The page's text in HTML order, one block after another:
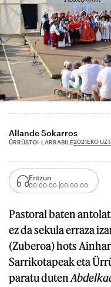
Allande Sokarros
ÜRRÜSTOI-LARRABILE2021EKO
Entzun
00:00:00 00:00:00
Pastoral baten
ez da sekula erraza
(Zuberoa) hots
Sarrikotapeak eta
paratu duten